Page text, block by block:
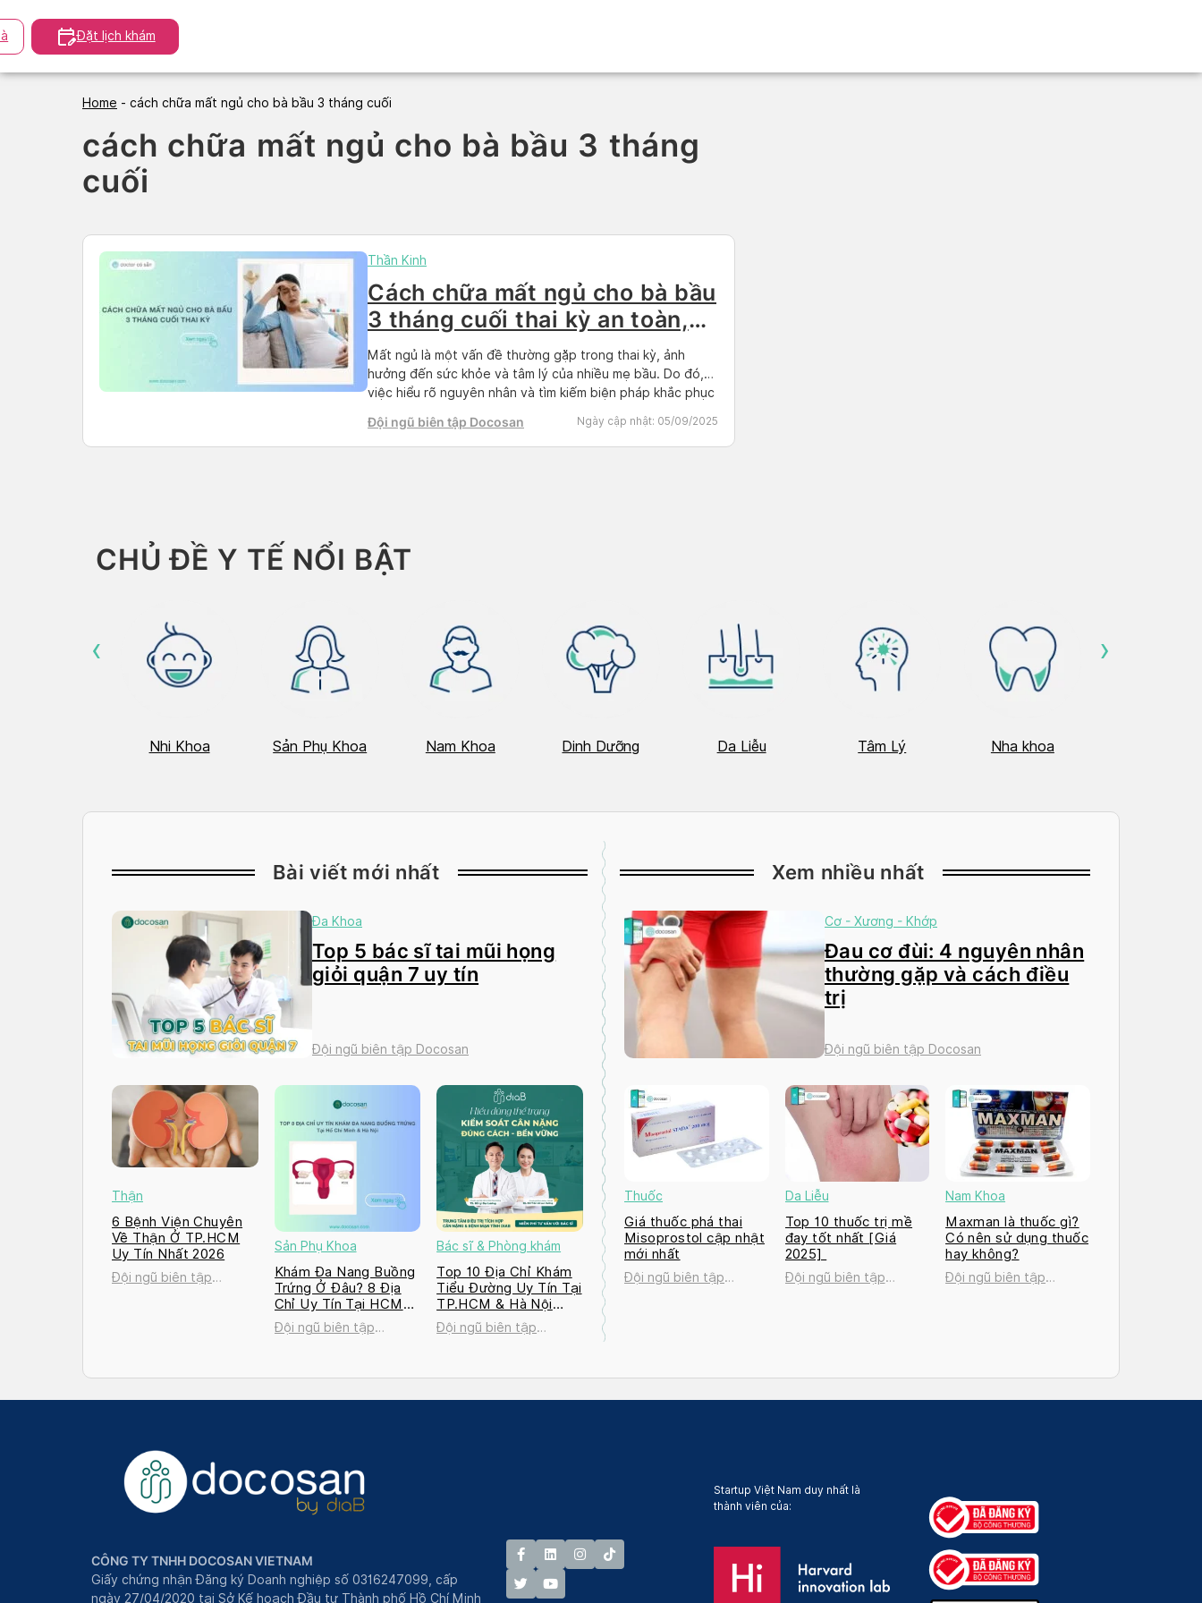
to
content
Đặt lịch khám
Home - cách chữa mất ngủ cho bà bầu 3 tháng cuối
cách chữa mất ngủ cho bà bầu 3 tháng
cuối
Thần Kinh
Cách chữa mất ngủ cho bà bầu
3 tháng cuối thai kỳ an toàn,
hiệu quả
Mất ngủ là một vấn đề thường gặp trong thai kỳ, ảnh
hưởng đến sức khỏe và tâm lý của nhiều mẹ bầu. Do đó,
việc hiểu rõ nguyên nhân và tìm kiếm biện pháp khắc phục
khỏe cho cả mẹ và […]
Đội ngũ biên tập Docosan Ngày cập nhật: 05/09/2025
CHỦ ĐỀ Y TẾ NỔI BẬT
Nhi Khoa Sản Phụ Khoa Nam Khoa Dinh Dưỡng Da Liễu Tâm Lý Nha khoa
‹ ›
Bài viết mới nhất
Đa Khoa
Top 5 bác sĩ tai mũi họng
giỏi quận 7 uy tín
Đội ngũ biên tập Docosan
Thận
6 Bệnh Viện Chuyên
Về Thận Ở TP.HCM
Uy Tín Nhất 2026
Đội ngũ biên tập
Sản Phụ Khoa
Khám Đa Nang Buồng
Trứng Ở Đâu? 8 Địa
Chỉ Uy Tín Tại HCM
và Hà Nội 2026
Đội ngũ biên tập
Bác sĩ & Phòng khám
Top 10 Địa Chỉ Khám
Tiểu Đường Uy Tín Tại
TP.HCM & Hà Nội
2026
Đội ngũ biên tập
Xem nhiều nhất
Cơ - Xương - Khớp
Đau cơ đùi: 4 nguyên nhân
thường gặp và cách điều
trị
Đội ngũ biên tập Docosan
Thuốc
Giá thuốc phá thai
Misoprostol cập nhật
mới nhất
Đội ngũ biên tập
Da Liễu
Top 10 thuốc trị mề
đay tốt nhất [Giá
2025]
Đội ngũ biên tập
Nam Khoa
Maxman là thuốc gì?
Có nên sử dụng thuốc
hay không?
Đội ngũ biên tập
CÔNG TY TNHH DOCOSAN VIETNAM
Giấy chứng nhận Đăng ký Doanh nghiệp số 0316247099, cấp
ngày 27/04/2020 tại Sở Kế hoạch Đầu tư Thành phố Hồ Chí Minh
Startup Việt Nam duy nhất là
thành viên của: